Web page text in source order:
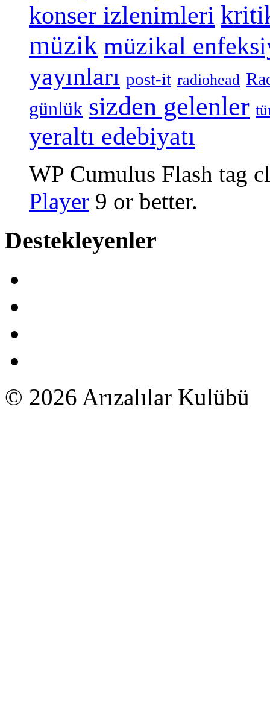
konser izlenimleri
müzik müzikal
yayınları post-it radiohead
günlük sizden gelenler
yeraltı edebiyatı
WP Cumulus Flash tag
Player 9 or better.
Destekleyenler
© 2026 Arızalılar Kulübü